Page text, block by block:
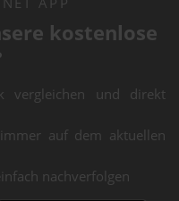
kostenlose
vergleichen und direkt
auf dem aktuellen
nachverfolgen